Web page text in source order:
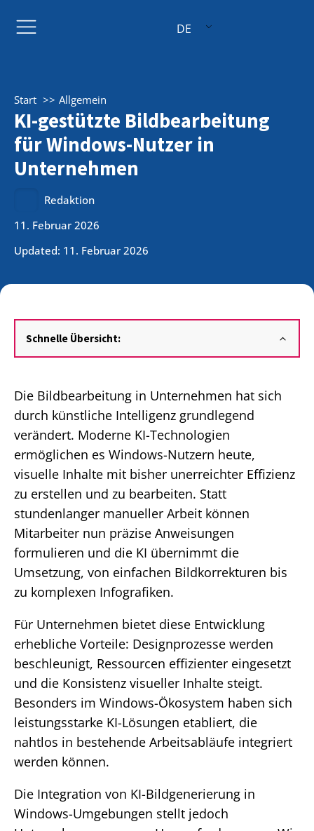
DE
Start Allgemein
KI-gestützte Bildbearbeitung
für Windows-Nutzer in
Unternehmen
Redaktion
11. Februar 2026
Updated: 11. Februar 2026
Schnelle Übersicht:
Die Bildbearbeitung in Unternehmen hat sich
durch künstliche Intelligenz grundlegend
verändert. Moderne KI-Technologien
ermöglichen es Windows-Nutzern heute,
visuelle Inhalte mit bisher unerreichter Effizienz
zu erstellen und zu bearbeiten. Statt
stundenlanger manueller Arbeit können
Mitarbeiter nun präzise Anweisungen
formulieren und die KI übernimmt die
Umsetzung, von einfachen Bildkorrekturen bis
zu komplexen Infografiken.
Für Unternehmen bietet diese Entwicklung
erhebliche Vorteile: Designprozesse werden
beschleunigt, Ressourcen effizienter eingesetzt
und die Konsistenz visueller Inhalte steigt.
Besonders im Windows-Ökosystem haben sich
leistungsstarke KI-Lösungen etabliert, die
nahtlos in bestehende Arbeitsabläufe integriert
werden können.
Die Integration von KI-Bildgenerierung in
Windows-Umgebungen stellt jedoch